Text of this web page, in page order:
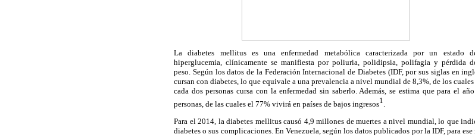
La diabetes mellitus es una enfermedad metabólica caracterizada por un estado
hiperglucemia, clínicamente se manifiesta por poliuria, polidipsia, polifagia y pérdida
peso. Según los datos de la Federación Internacional de Diabetes (IDF, por sus siglas en
cursan con diabetes, lo que equivale a una prevalencia a nivel mundial de 8,3%, de los
cada dos personas cursa con la enfermedad sin saberlo. Además, se estima que para el
personas, de las cuales el 77% vivirá en países de bajos ingresos1
Para el 2014, la diabetes mellitus causó 4,9 millones de muertes a nivel mundial, lo que
diabetes o sus complicaciones. En Venezuela, según los datos publicados por la IDF, para